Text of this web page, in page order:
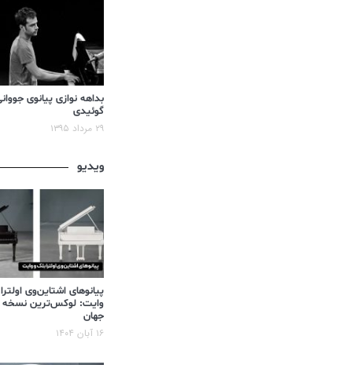
بداهه نوازی پیانوی
گوئیدی
۲۹ مرداد ۱۳۹۵
ویدیو
پیانوهای اشتاین‌وی
وایت: لوکس‌ترین نسخه
جهان
۱۶ آبان ۱۴۰۴